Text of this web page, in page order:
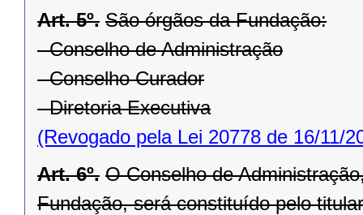
Art. 5º. São órgãos da Fundação:
- Conselho de Administração
- Conselho Curador
- Diretoria Executiva
(Revogado pela Lei 20778 de 16/11/
Art. 6º. O Conselho de
Fundação, será constituído pelo